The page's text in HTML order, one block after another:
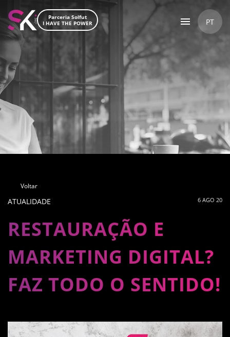
Parceria Solfut
I HAVE THE POWER
PT
Voltar
ATUALIDADE 6 AGO 20
RESTAURAÇÃO E
MARKETING DIGITAL?
FAZ TODO O SENTIDO!